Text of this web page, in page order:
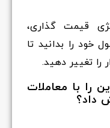
قیمت گذاری،
را بدانید تا
را تغییر دهید.
را با معاملات
داد؟